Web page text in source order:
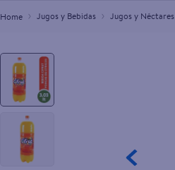
Jugos y Bebidas Jugos y Néctares